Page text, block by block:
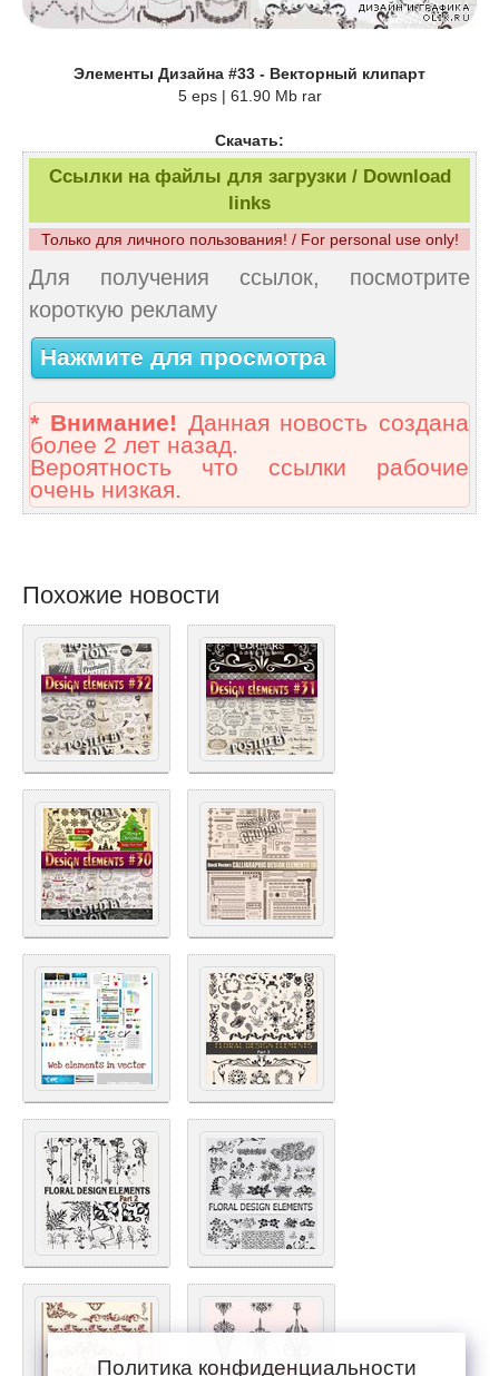
Элементы Дизайна #33 - Векторный клипарт
5 eps | 61.90 Mb rar
Скачать:
Ссылки на файлы для загрузки / Download
links
Только для личного пользования! / For personal use only!
Для получения ссылок, посмотрите
короткую рекламу
Нажмите для просмотра
* Внимание! Данная новость создана
более 2 лет назад.
Вероятность что ссылки рабочие
очень низкая.
Похожие новости
Политика конфиденциальности